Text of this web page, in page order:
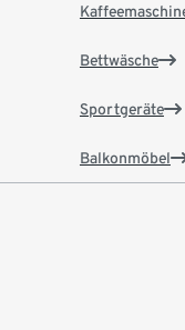
Bettwäsche
Sportgeräte
Balkonmöbel